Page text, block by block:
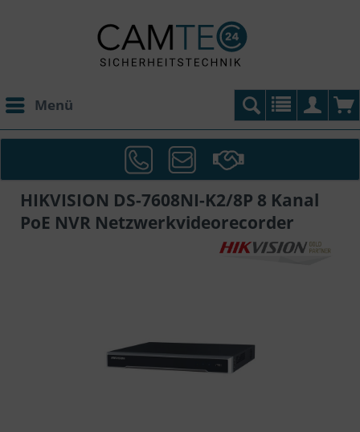
Menü
HIKVISION DS-7608NI-K2/8P 8 Kanal
PoE NVR Netzwerkvideorecorder